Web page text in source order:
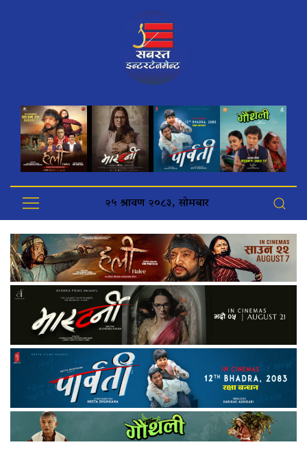
२५ श्रावण २०८३, सोमबार